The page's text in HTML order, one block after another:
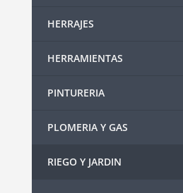
HERRAJES
HERRAMIENTAS
PINTURERIA
PLOMERIA Y GAS
RIEGO Y JARDIN